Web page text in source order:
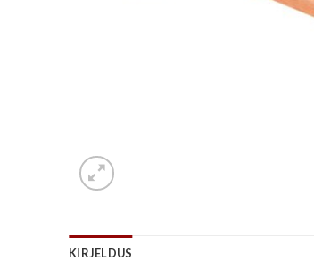
KIRJELDUS